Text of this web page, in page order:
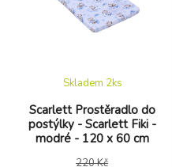
Scarlett Prostěradlo do
postýlky - Scarlett Fiki -
modré - 120 x 60 cm
Skladem 2ks
220 Kč